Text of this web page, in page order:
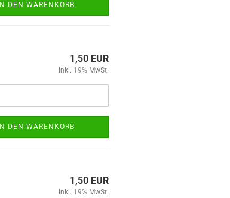
IN DEN WARENKORB
1,50 EUR
inkl. 19% MwSt.
IN DEN WARENKORB
1,50 EUR
inkl. 19% MwSt.